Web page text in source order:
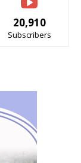
20,910
Subscribers